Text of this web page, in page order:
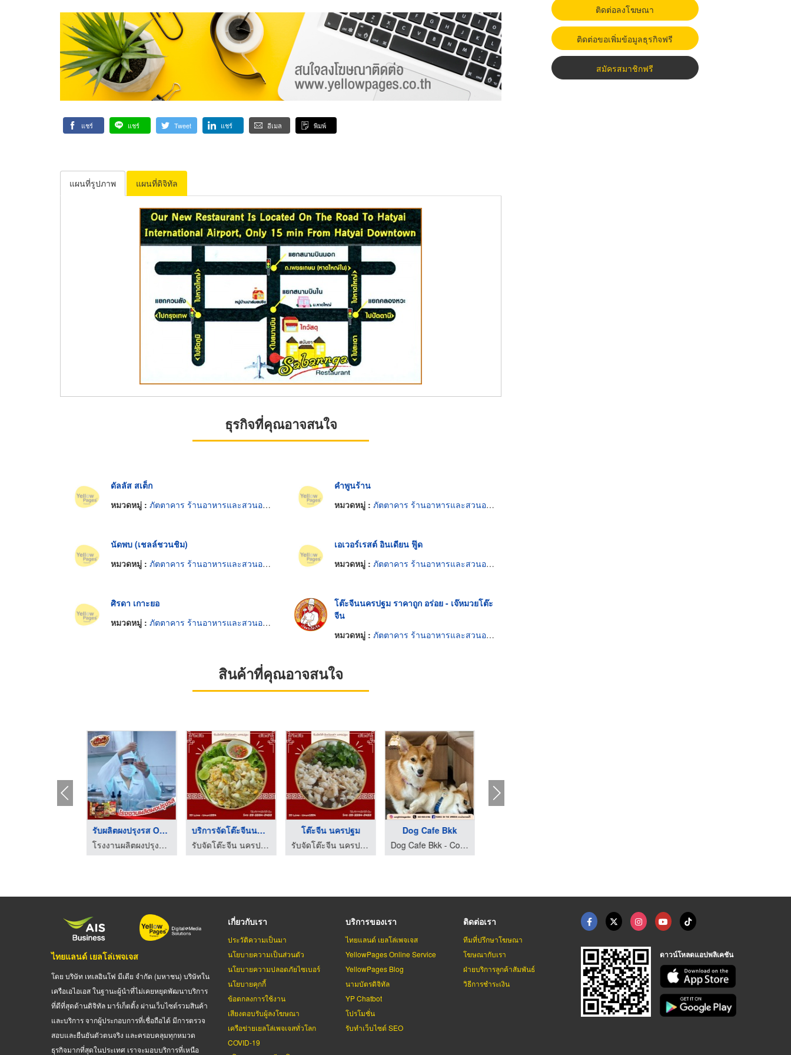
แชร์ แชร์ Tweet แชร์ อีเมล พิมพ์
แผนที่รูปภาพ แผนที่ดิจิทัล
ธุรกิจที่คุณอาจสนใจ
ดัลลัส สเต็ก
หมวดหมู่ : ภัตตาคาร ร้านอาหารและสวนอาหาร
คำพูนร้าน
หมวดหมู่ : ภัตตาคาร ร้านอาหารและสวนอาหาร
นัดพบ (เชลล์ชวนชิม)
หมวดหมู่ : ภัตตาคาร ร้านอาหารและสวนอาหาร
เอเวอร์เรสต์ อินเดียน ฟู๊ด
หมวดหมู่ : ภัตตาคาร ร้านอาหารและสวนอาหาร
ศิรดา เกาะยอ
หมวดหมู่ : ภัตตาคาร ร้านอาหารและสวนอาหาร
โต๊ะจีนนครปฐม ราคาถูก อร่อย - เจ๊หมวยโต๊ะ
จีน
หมวดหมู่ : ภัตตาคาร ร้านอาหารและสวนอาหาร
สินค้าที่คุณอาจสนใจ
รับผลิตผงปรุงรส OEM
โรงงานผลิตผงปรุงรส - โฟร์ฟู้ดส์
บริการจัดโต๊ะจีนนครป ...
รับจัดโต๊ะจีน นครปฐม - น้องซ่า โภชนา
โต๊ะจีน นครปฐม
รับจัดโต๊ะจีน นครปฐม - น้องซ่า โภชนา
Dog Cafe Bkk
Dog Cafe Bkk - Corgi in the garden
ติดต่อลงโฆษณา
ติดต่อขอเพิ่มข้อมูลธุรกิจฟรี
สมัครสมาชิกฟรี
ไทยแลนด์ เยลโล่เพจเจส
โดย บริษัท เทเลอินโฟ มีเดีย จำกัด (มหาชน) บริษัทใน
เครือเอไอเอส ในฐานะผู้นำที่ไม่เคยหยุดพัฒนาบริการ
ที่ดีที่สุดด้านดิจิทัล มาร์เก็ตติ้ง ผ่านเว็บไซต์รวมสินค้า
และบริการ จากผู้ประกอบการที่เชื่อถือได้ มีการตรวจ
สอบและยืนยันตัวตนจริง และครอบคลุมทุกหมวด
ธุรกิจมากที่สุดในประเทศ เราจะมอบบริการที่เหนือ
เกี่ยวกับเรา
ประวัติความเป็นมา
นโยบายความเป็นส่วนตัว
นโยบายความปลอดภัยไซเบอร์
นโยบายคุกกี้
ข้อตกลงการใช้งาน
เสียงตอบรับผู้ลงโฆษณา
เครือข่ายเยลโล่เพจเจสทั่วโลก
COVID-19
บริการของเรา
ไทยแลนด์ เยลโล่เพจเจส
YellowPages Online Service
YellowPages Blog
นามบัตรดิจิทัล
YP Chatbot
โปรโมชั่น
รับทำเว็บไซต์ SEO
ติดต่อเรา
ทีมที่ปรึกษาโฆษณา
โฆษณากับเรา
ฝ่ายบริการลูกค้าสัมพันธ์
วิธีการชำระเงิน
ดาวน์โหลดแอปพลิเคชัน